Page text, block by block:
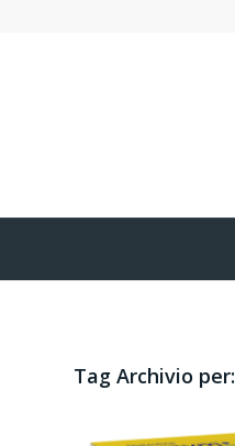
Tag Archivio per: